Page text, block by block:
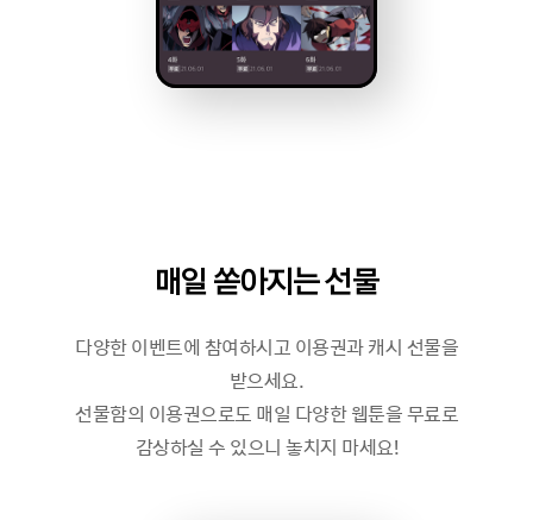
매일 쏟아지는 선물
다양한 이벤트에 참여하시고 이용권과 캐시 선물을
받으세요.
선물함의 이용권으로도 매일 다양한 웹툰을 무료로
감상하실 수 있으니 놓치지 마세요!